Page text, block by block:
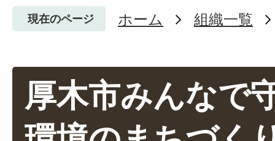
現在のページ ホーム 組織一覧
厚木市みんなで